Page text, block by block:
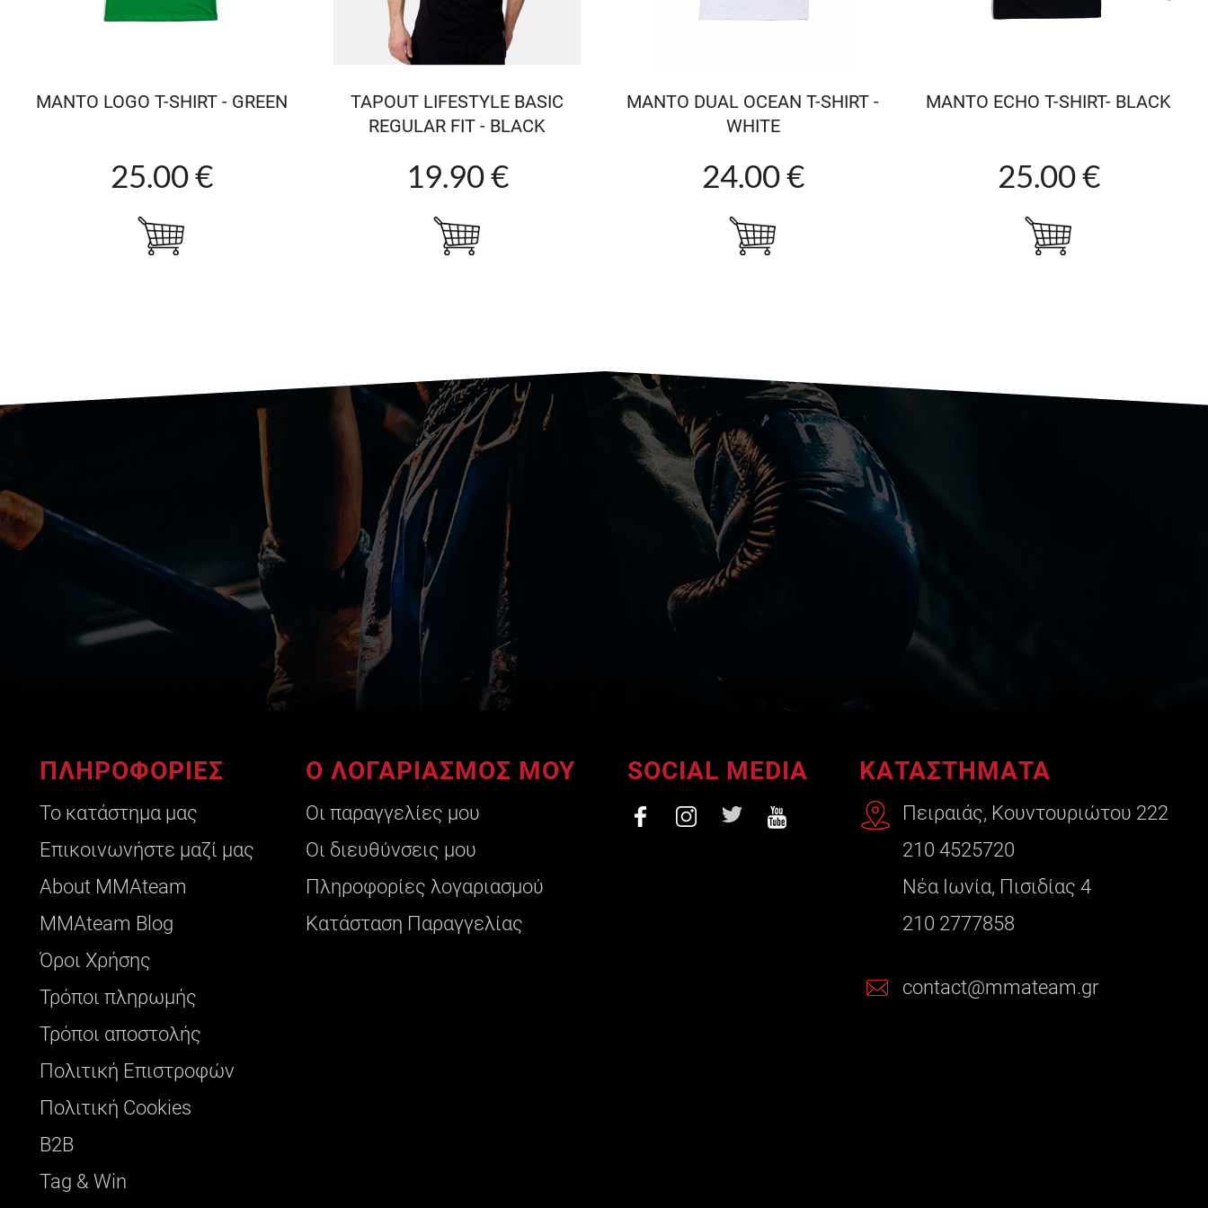
MANTO LOGO T-SHIRT - GREEN
25.00 €
TAPOUT LIFESTYLE BASIC
REGULAR FIT - BLACK
19.90 €
MANTO DUAL OCEAN T-SHIRT -
WHITE
24.00 €
MANTO ECHO T-SHIRT- BLACK
25.00 €
ΠΛΗΡΟΦΟΡΙΕΣ
Το κατάστημα μας
Επικοινωνήστε μαζί μας
About ΜΜΑteam
ΜΜΑteam Blog
Όροι Χρήσης
Τρόποι πληρωμής
Τρόποι αποστολής
Πολιτική Επιστροφών
Πολιτική Cookies
B2B
Tag & Win
Ο ΛΟΓΑΡΙΑΣΜΟΣ ΜΟΥ
Οι παραγγελίες μου
Οι διευθύνσεις μου
Πληροφορίες λογαριασμού
Κατάσταση Παραγγελίας
SOCIAL MEDIA ΚΑΤΑΣΤΗΜΑΤΑ
Πειραιάς, Κουντουριώτου 222
210 4525720
Νέα Ιωνία, Πισιδίας 4
210 2777858
contact@mmateam.gr